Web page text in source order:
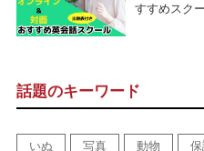
すすめスク
話題のキーワード
いぬ 写真 動物 保